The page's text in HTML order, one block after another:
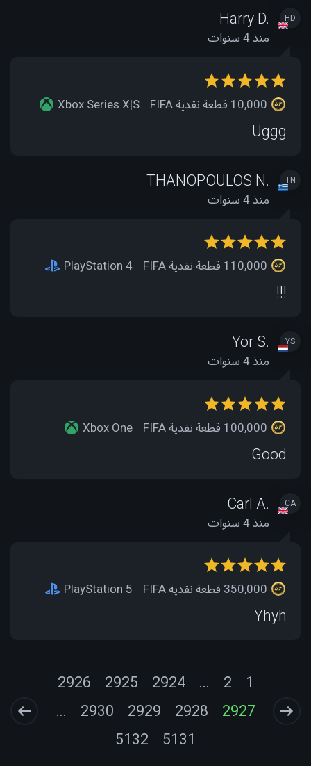
HD
Harry D.
منذ 4 سنوات
Xbox Series X|S
Uggg
TN
THANOPOULOS N.
منذ 4 سنوات
PlayStation 4
!!!
YS
Yor S.
منذ 4 سنوات
Xbox One
Good
CA
Carl A.
منذ 4 سنوات
PlayStation 5
Yhyh
1
2
...
2924
2925
2926
2927
2928
2929
2930
...
5131
5132